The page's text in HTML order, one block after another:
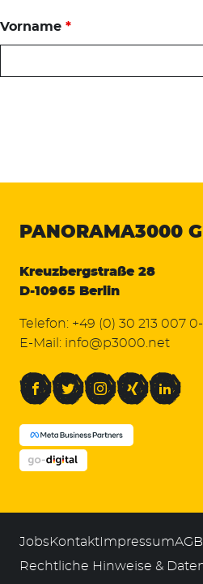
Vorname *
PANORAMA3000
Kreuzbergstraße 28
D-10965 Berlin
Telefon: +49 (0) 30 213 007
E-Mail: info@p3000.net
FacebookTwitterInstagramXing LinkedIn
JobsKontakt ImpressumAGB
Rechtliche Hinweise &